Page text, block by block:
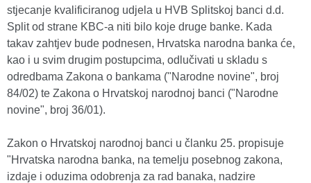
stjecanje kvalificiranog udjela u HVB Splitskoj banci d.d.
Split od strane KBC-a niti bilo koje druge banke. Kada
takav zahtjev bude podnesen, Hrvatska narodna banka će,
kao i u svim drugim postupcima, odlučivati u skladu s
odredbama Zakona o bankama ("Narodne novine", broj
84/02) te Zakona o Hrvatskoj narodnoj banci ("Narodne
novine", broj 36/01).
Zakon o Hrvatskoj narodnoj banci u članku 25. propisuje
"Hrvatska narodna banka, na temelju posebnog zakona,
izdaje i oduzima odobrenja za rad banaka, nadzire